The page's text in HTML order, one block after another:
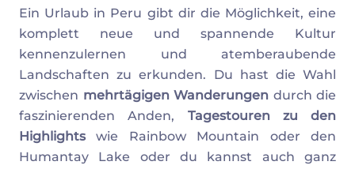
Ein Urlaub in Peru gibt dir die Möglichkeit, eine
komplett neue und spannende Kultur
kennenzulernen und atemberaubende
Landschaften zu erkunden. Du hast die Wahl
zwischen mehrtägigen Wanderungen durch die
faszinierenden Anden, Tagestouren zu den
Highlightswie Rainbow Mountain oder den
Humantay Lake oder du kannst auch ganz